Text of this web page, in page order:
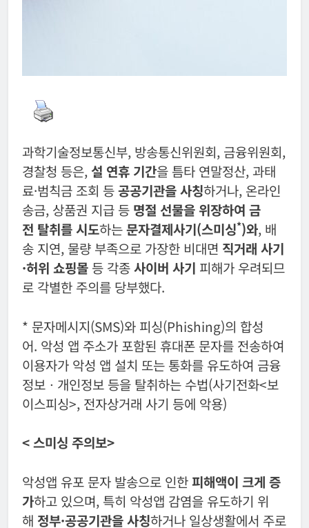
과학기술정보통신부, 방송통신위원회, 금융위원회,
경찰청 등은, 설 연휴 기간을 틈타 연말정산, 과태
료·범칙금 조회 등공공기관을 사칭하거나, 온라인
송금, 상품권 지급 등 명절 선물을 위장하여 금
전 탈취를 시도하는문자결제사기(스미싱*)와, 배
송 지연, 물량 부족으로 가장한 비대면 직거래 사기
·허위 쇼핑몰 등 각종사이버 사기 피해가 우려되므
로 각별한 주의를 당부했다.
* 문자메시지(SMS)와 피싱(Phishing)의 합성
어. 악성 앱 주소가 포함된 휴대폰 문자를 전송하여
이용자가 악성 앱 설치 또는 통화를 유도하여 금융
정보ㆍ개인정보 등을 탈취하는 수법(사기전화<보
이스피싱>, 전자상거래 사기 등에 악용)
<스미싱 주의보>
악성앱 유포 문자 발송으로 인한피해액이 크게 증
가하고 있으며, 특히 악성앱 감염을 유도하기 위
해 정부·공공기관을 사칭하거나 일상생활에서 주로